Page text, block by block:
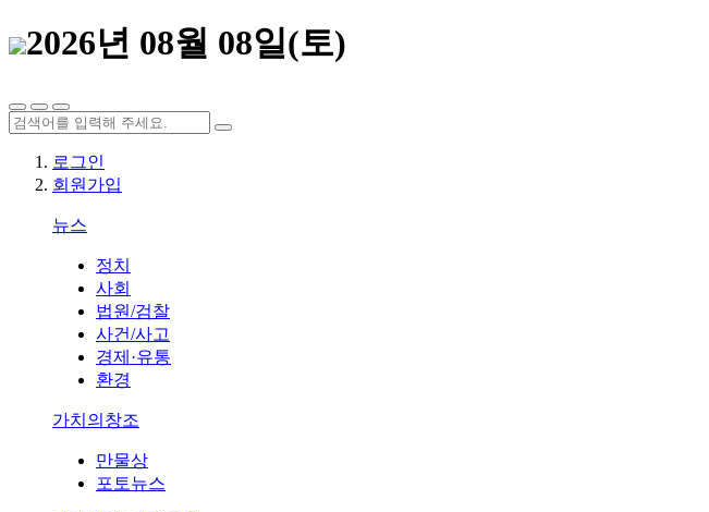
2026년 08월 08일(토)
로그인
회원가입
뉴스
정치
사회
법원/검찰
사건/사고
경제·유통
환경
가치의창조
만물상
포토뉴스